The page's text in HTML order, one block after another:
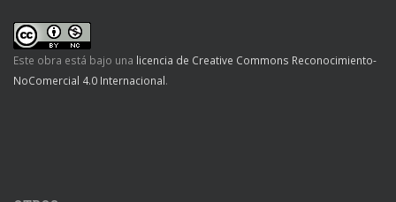
Este obra está bajo una licencia de Creative Commons Reconocimiento-
NoComercial 4.0 Internacional.